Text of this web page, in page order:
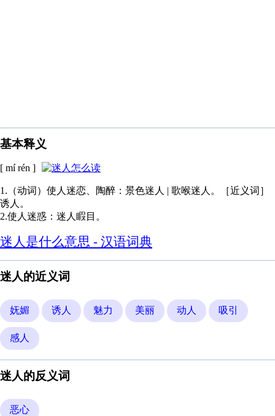
基本释义
[ mí rén ]
1.（动词）使人迷恋、陶醉：景色迷人 | 歌喉迷人。［近义词］
诱人。
2.使人迷惑：迷人睱目。
迷人是什么意思 - 汉语词典
迷人的近义词
妩媚 诱人 魅力 美丽 动人 吸引
感人
迷人的反义词
恶心